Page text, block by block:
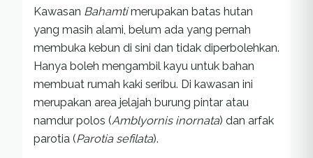
Kawasan Bahamtimerupakan batas hutan
yang masih alami, belum ada yang pernah
membuka kebun di sini dan tidak diperbolehkan.
Hanya boleh mengambil kayu untuk bahan
membuat rumah kaki seribu. Di kawasan ini
merupakan area jelajah burung pintar atau
namdur polos (Amblyornis inornata) dan arfak
parotia (Parotia sefilata).